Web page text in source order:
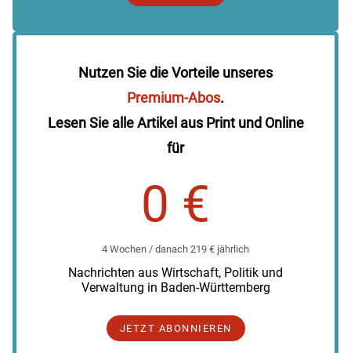
Nutzen Sie die Vorteile unseres
Premium-Abos.
Lesen Sie alle Artikel aus Print und Online
für
0 €
4 Wochen / danach 219 € jährlich
Nachrichten aus Wirtschaft, Politik und
Verwaltung in Baden-Württemberg
JETZT ABONNIEREN